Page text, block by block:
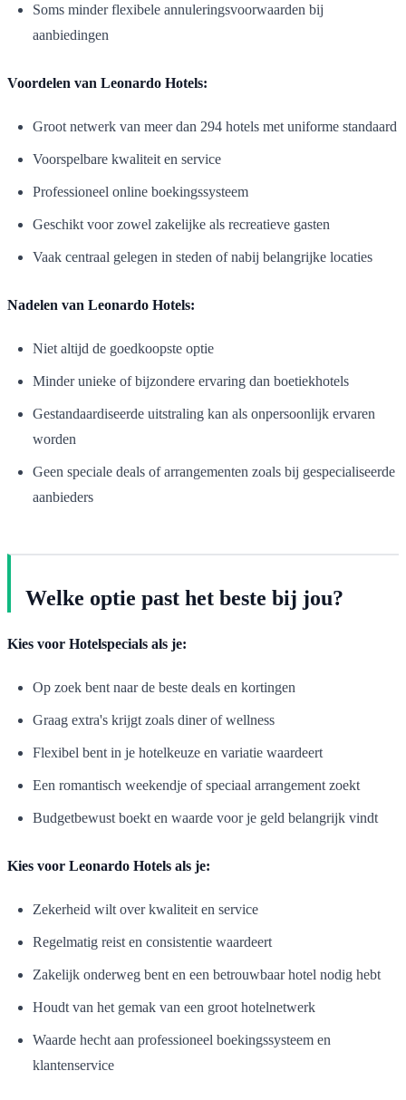
Soms minder flexibele annuleringsvoorwaarden bij
aanbiedingen
Voordelen van Leonardo Hotels:
Groot netwerk van meer dan 294 hotels met uniforme standaard
Voorspelbare kwaliteit en service
Professioneel online boekingssysteem
Geschikt voor zowel zakelijke als recreatieve gasten
Vaak centraal gelegen in steden of nabij belangrijke locaties
Nadelen van Leonardo Hotels:
Niet altijd de goedkoopste optie
Minder unieke of bijzondere ervaring dan boetiekhotels
Gestandaardiseerde uitstraling kan als onpersoonlijk ervaren
worden
Geen speciale deals of arrangementen zoals bij gespecialiseerde
aanbieders
Welke optie past het beste bij jou?
Kies voor Hotelspecials als je:
Op zoek bent naar de beste deals en kortingen
Graag extra's krijgt zoals diner of wellness
Flexibel bent in je hotelkeuze en variatie waardeert
Een romantisch weekendje of speciaal arrangement zoekt
Budgetbewust boekt en waarde voor je geld belangrijk vindt
Kies voor Leonardo Hotels als je:
Zekerheid wilt over kwaliteit en service
Regelmatig reist en consistentie waardeert
Zakelijk onderweg bent en een betrouwbaar hotel nodig hebt
Houdt van het gemak van een groot hotelnetwerk
Waarde hecht aan professioneel boekingssysteem en
klantenservice